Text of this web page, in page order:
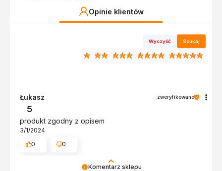
Opinie klientów
Wyczyść Szukaj
Komentarz sklepu
Łukasz zweryfikowano
5
produkt zgodny z opisem
3/1/2024
0
0